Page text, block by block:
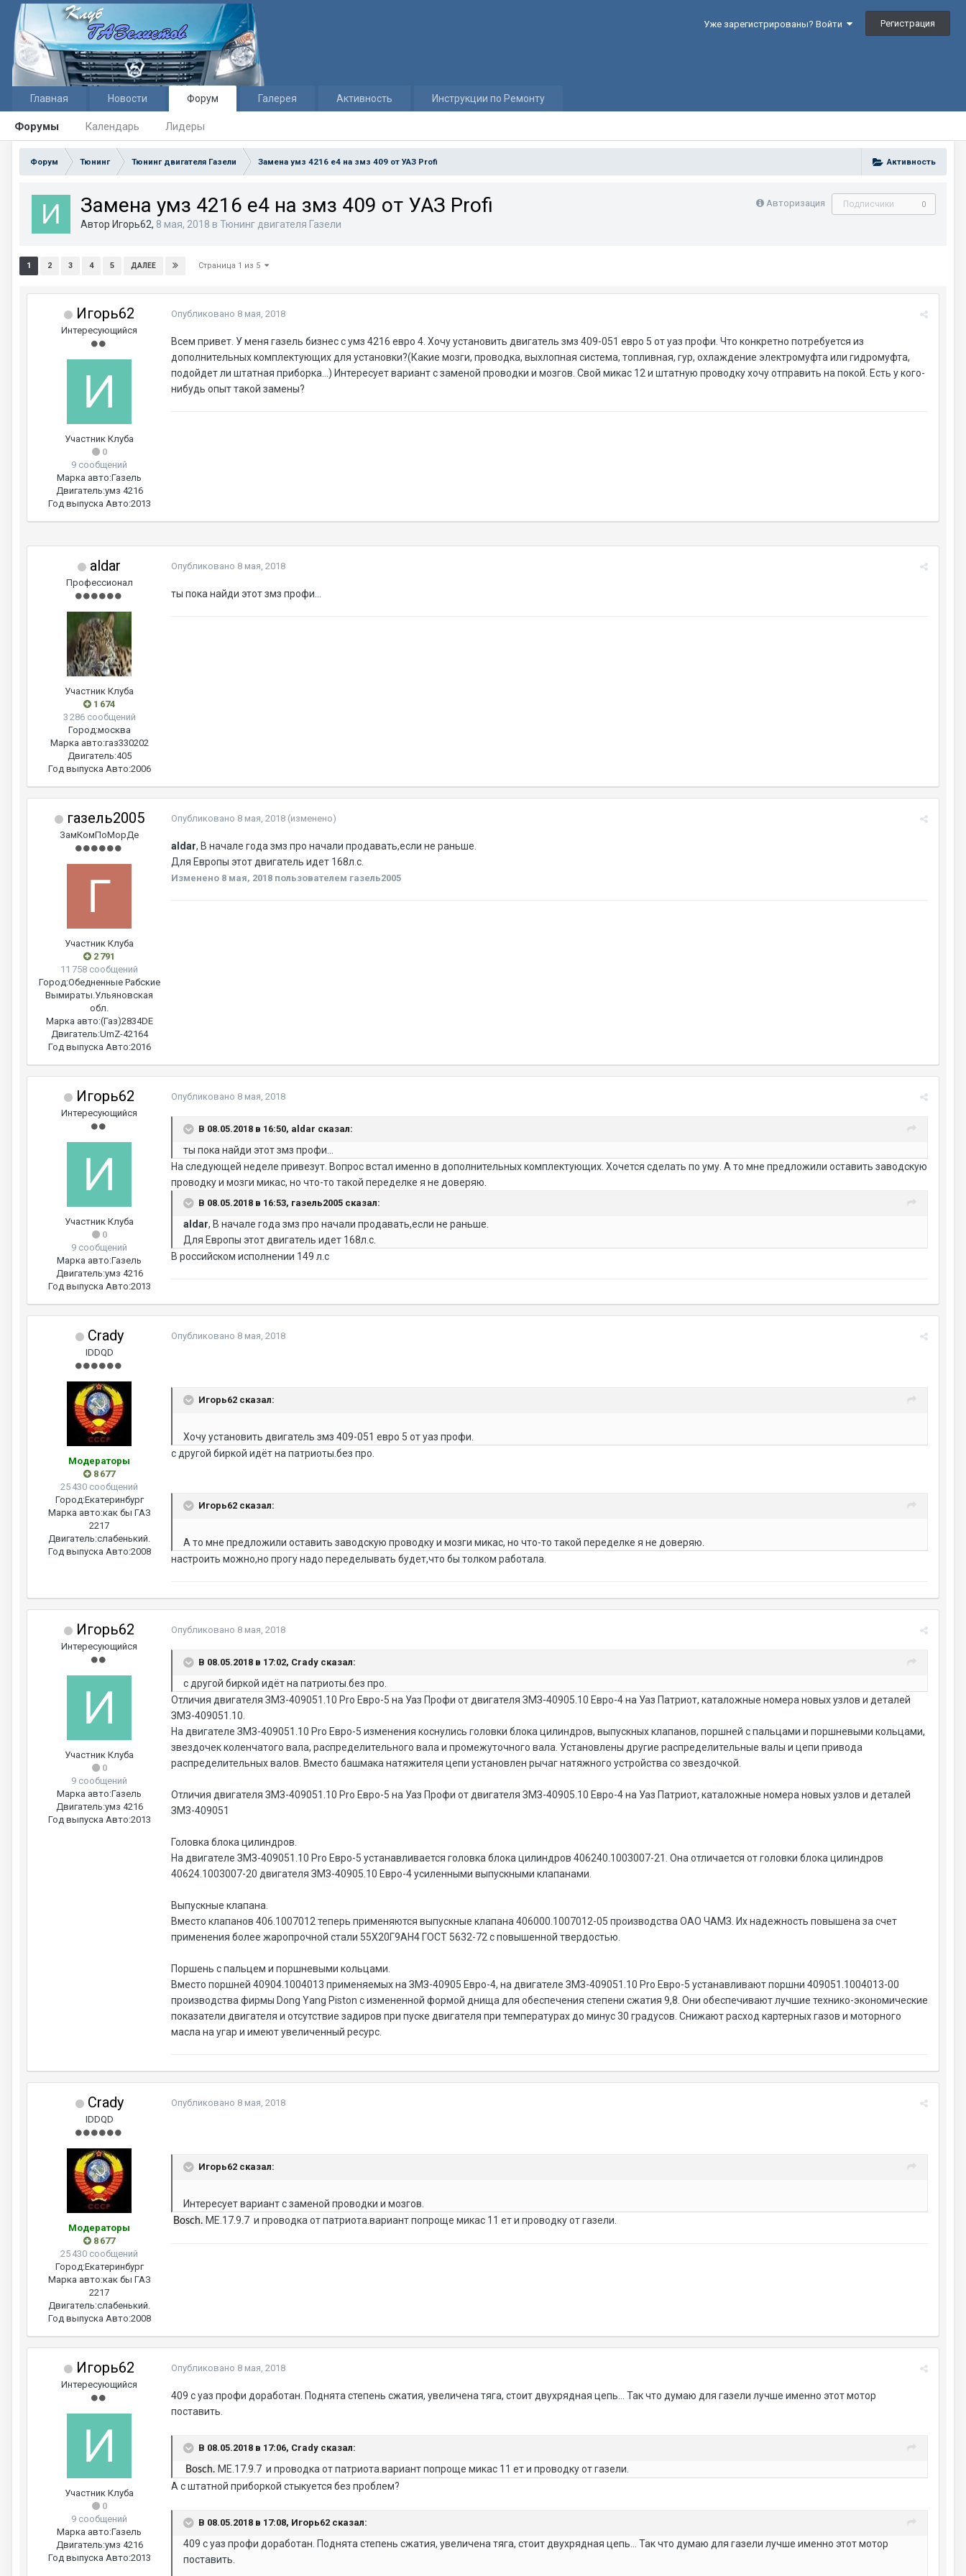
Уже зарегистрированы? Войти Регистрация
Главная Новости Форум
Форумы Календарь Лидеры
Галерея Активность Инструкции по Ремонту
Активность
Форум Тюнинг Тюнинг двигателя Газели Замена умз 4216 е4 на змз 409 от УАЗ Profi
Авторизация Подписчики 0
Замена умз 4216 е4 на змз 409 от УАЗ Profi
Автор Игорь62, 8 мая, 2018 в Тюнинг двигателя Газели
1 2 3 4 5 ДАЛЕЕ Страница 1 из 5
Игорь62
Интересующийся
Участник Клуба
0
9 сообщений
Марка авто:Газель
Двигатель:умз 4216
Год выпуска Авто:2013
Опубликовано 8 мая, 2018
Всем привет. У меня газель бизнес с умз 4216 евро 4. Хочу установить двигатель змз 409-051 евро 5 от уаз профи. Что конкретно потребуется из
дополнительных комплектующих для установки?(Какие мозги, проводка, выхлопная система, топливная, гур, охлаждение электромуфта или гидромуфта,
подойдет ли штатная приборка...) Интересует вариант с заменой проводки и мозгов. Свой микас 12 и штатную проводку хочу отправить на покой. Есть у кого-
нибудь опыт такой замены?
aldar
Профессионал
Участник Клуба
1 674
3 286 сообщений
Город:москва
Марка авто:газ330202
Двигатель:405
Год выпуска Авто:2006
Опубликовано 8 мая, 2018
ты пока найди этот змз профи...
газель2005
ЗамКомПоМорДе
Участник Клуба
2 791
11 758 сообщений
Город:Обедненные Рабские
Вымираты.Ульяновская
обл.
Марка авто:(Газ)2834DE
Двигатель:UmZ-42164
Год выпуска Авто:2016
Опубликовано 8 мая, 2018 (изменено)
aldar, В начале года змз про начали продавать,если не раньше.
Для Европы этот двигатель идет 168л.с.
Изменено 8 мая, 2018 пользователем газель2005
Игорь62
Интересующийся
Участник Клуба
0
9 сообщений
Марка авто:Газель
Двигатель:умз 4216
Год выпуска Авто:2013
Опубликовано 8 мая, 2018
В 08.05.2018 в 16:50, aldar сказал:
ты пока найди этот змз профи...
На следующей неделе привезут. Вопрос встал именно в дополнительных комплектующих. Хочется сделать по уму. А то мне предложили оставить заводскую
проводку и мозги микас, но что-то такой переделке я не доверяю.
В 08.05.2018 в 16:53, газель2005 сказал:
aldar, В начале года змз про начали продавать,если не раньше.
Для Европы этот двигатель идет 168л.с.
В российском исполнении 149 л.с
Crady
IDDQD
Модераторы
8 677
25 430 сообщений
Город:Екатеринбург
Марка авто:как бы ГАЗ
2217
Двигатель:слабенький.
Год выпуска Авто:2008
Опубликовано 8 мая, 2018
Игорь62 сказал:
Хочу установить двигатель змз 409-051 евро 5 от уаз профи.
с другой биркой идёт на патриоты.без про.
Игорь62 сказал:
А то мне предложили оставить заводскую проводку и мозги микас, но что-то такой переделке я не доверяю.
настроить можно,но прогу надо переделывать будет,что бы толком работала.
Игорь62
Интересующийся
Участник Клуба
0
9 сообщений
Марка авто:Газель
Двигатель:умз 4216
Год выпуска Авто:2013
Опубликовано 8 мая, 2018
В 08.05.2018 в 17:02, Crady сказал:
с другой биркой идёт на патриоты.без про.
Отличия двигателя ЗМЗ-409051.10 Pro Евро-5 на Уаз Профи от двигателя ЗМЗ-40905.10 Евро-4 на Уаз Патриот, каталожные номера новых узлов и деталей
ЗМЗ-409051.10.
На двигателе ЗМЗ-409051.10 Pro Евро-5 изменения коснулись головки блока цилиндров, выпускных клапанов, поршней с пальцами и поршневыми кольцами,
звездочек коленчатого вала, распределительного вала и промежуточного вала. Установлены другие распределительные валы и цепи привода
распределительных валов. Вместо башмака натяжителя цепи установлен рычаг натяжного устройства со звездочкой.
Отличия двигателя ЗМЗ-409051.10 Pro Евро-5 на Уаз Профи от двигателя ЗМЗ-40905.10 Евро-4 на Уаз Патриот, каталожные номера новых узлов и деталей
ЗМЗ-409051
Головка блока цилиндров.
На двигателе ЗМЗ-409051.10 Pro Евро-5 устанавливается головка блока цилиндров 406240.1003007-21. Она отличается от головки блока цилиндров
40624.1003007-20 двигателя ЗМЗ-40905.10 Евро-4 усиленными выпускными клапанами.
Выпускные клапана.
Вместо клапанов 406.1007012 теперь применяются выпускные клапана 406000.1007012-05 производства ОАО ЧАМЗ. Их надежность повышена за счет
применения более жаропрочной стали 55Х20Г9АН4 ГОСТ 5632-72 с повышенной твердостью.
Поршень с пальцем и поршневыми кольцами.
Вместо поршней 40904.1004013 применяемых на ЗМЗ-40905 Евро-4, на двигателе ЗМЗ-409051.10 Pro Евро-5 устанавливают поршни 409051.1004013-00
производства фирмы Dong Yang Piston с измененной формой днища для обеспечения степени сжатия 9,8. Они обеспечивают лучшие технико-экономические
показатели двигателя и отсутствие задиров при пуске двигателя при температурах до минус 30 градусов. Снижают расход картерных газов и моторного
масла на угар и имеют увеличенный ресурс.
Crady
IDDQD
Модераторы
8 677
25 430 сообщений
Город:Екатеринбург
Марка авто:как бы ГАЗ
2217
Двигатель:слабенький.
Год выпуска Авто:2008
Опубликовано 8 мая, 2018
Игорь62 сказал:
Интересует вариант с заменой проводки и мозгов.
Bosch. МЕ.17.9.7 и проводка от патриота.вариант попроще микас 11 ет и проводку от газели.
Игорь62
Интересующийся
Участник Клуба
0
9 сообщений
Марка авто:Газель
Двигатель:умз 4216
Год выпуска Авто:2013
Опубликовано 8 мая, 2018
409 с уаз профи доработан. Поднята степень сжатия, увеличена тяга, стоит двухрядная цепь... Так что думаю для газели лучше именно этот мотор
поставить.
В 08.05.2018 в 17:06, Crady сказал:
Bosch. МЕ.17.9.7 и проводка от патриота.вариант попроще микас 11 ет и проводку от газели.
А с штатной приборкой стыкуется без проблем?
В 08.05.2018 в 17:08, Игорь62 сказал:
409 с уаз профи доработан. Поднята степень сжатия, увеличена тяга, стоит двухрядная цепь... Так что думаю для газели лучше именно этот мотор
поставить.